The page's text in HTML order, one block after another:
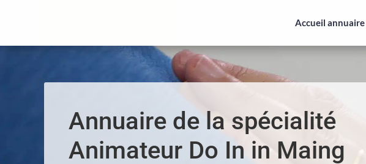
Accueil annuaire
Annuaire de la spécialité
Animateur Do In in Maing